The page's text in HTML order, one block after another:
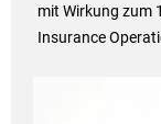
mit Wirkung zum
Insurance